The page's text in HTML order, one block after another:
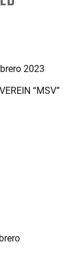
2023
“MSV”